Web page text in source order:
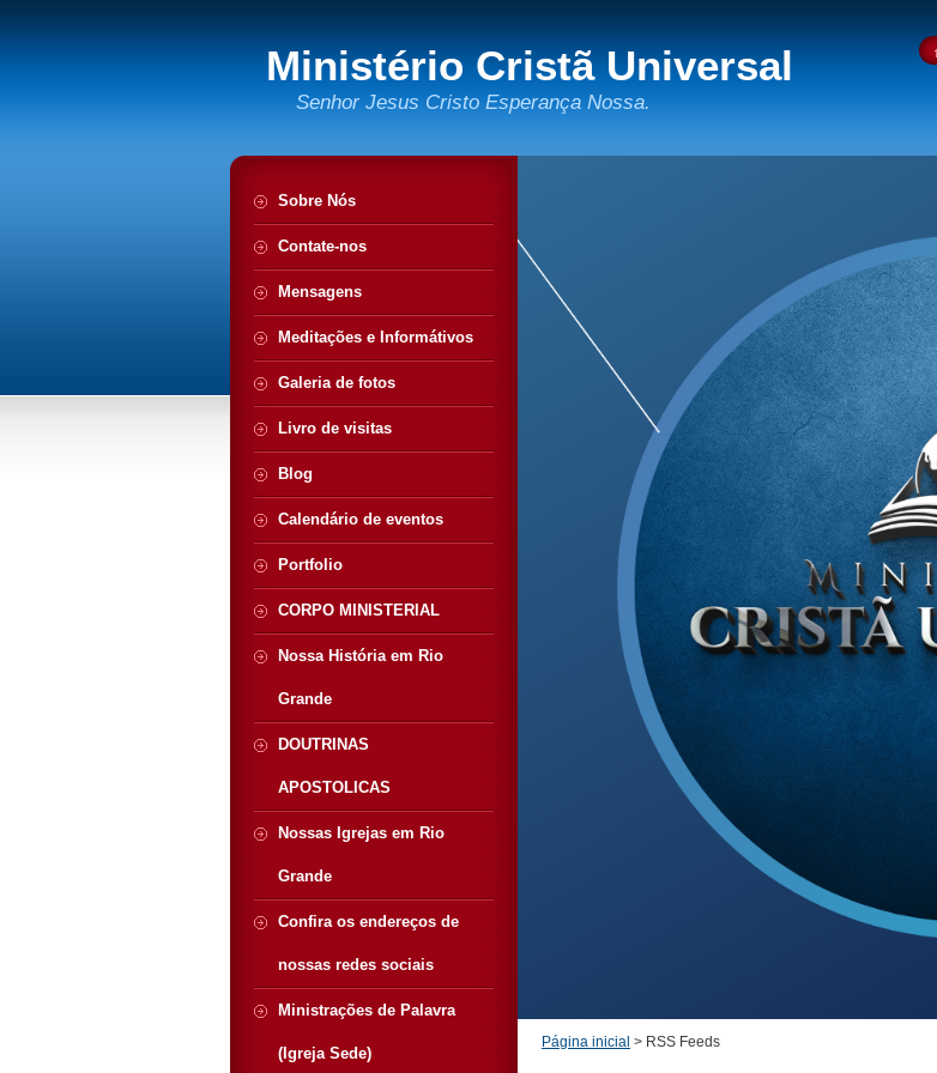
Ministério Cristã Universal
Senhor Jesus Cristo Esperança Nossa.
Página inicial > RSS Feeds
Sobre Nós
Contate-nos
Mensagens
Meditações e Informátivos
Galeria de fotos
Livro de visitas
Blog
Calendário de eventos
Portfolio
CORPO MINISTERIAL
Nossa História em Rio
Grande
DOUTRINAS
APOSTOLICAS
Nossas Igrejas em Rio
Grande
Confira os endereços de
nossas redes sociais
Ministrações de Palavra
(Igreja Sede)